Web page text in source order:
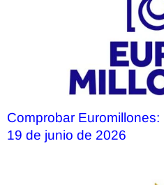
Comprobar
19 de junio de 2026